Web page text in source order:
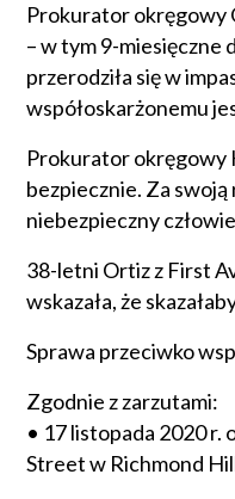
Prokurator okręgowy
– w tym 9-miesięczne
przerodziła się w
współoskarżonemu
Prokurator okręgowy
bezpiecznie. Za
niebezpieczny
38-letni Ortiz z First
wskazała, że
Sprawa przeciwko
Zgodnie z zarzutami:
• 17 listopada 2020 r.
Street w Richmond